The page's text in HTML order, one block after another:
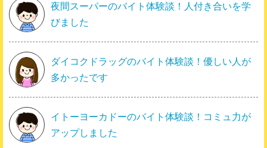
夜間スーパーのバイト体験談！人付き合いを学
びました
ダイコクドラッグのバイト体験談！優しい人が
多かったです
イトーヨーカドーのバイト体験談！コミュ力が
アップしました